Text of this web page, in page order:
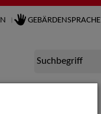
GEBÄRDENSPRACHE
Suchbegriff